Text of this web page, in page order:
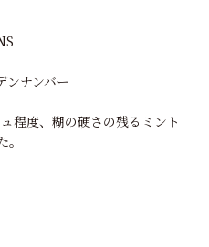
ンナンバー
程度、糊の硬さの残るミント